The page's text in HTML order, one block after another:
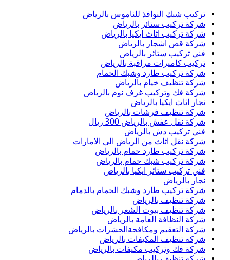
تركيب شبك النوافذ للناموس بالرياض
شركة تركيب ستائر بالرياض
شركة تركيب اثاث ايكيا بالرياض
شركة قص اشجار بالرياض
فني تركيب ستائر بالرياض
تركيب كاميرات مراقبة بالرياض
شركة تركيب طارد وشبك الحمام
شركة تنظيف خيام بالرياض
شركة فك وتركيب غرف نوم بالرياض
نجار اثاث ايكيا بالرياض
شركة تنظيف فرشات بالرياض
شركة نقل عفش بالرياض 300 ريال
فني تركيب دش بالرياض
شركة نقل اثاث من الرياض الى الامارات
شركة تركيب طارد حمام بالرياض
شركة تركيب شبك حمام بالرياض
فني تركيب ستائر ايكيا بالرياض
نجار بالرياض
شركة تركيب طارد وشبك الحمام بالدمام
شركة تنظيف بالرياض
شركة تنظيف بيوت الشعر بالرياض
شركة النظافة العامة بالرياض
شركة التعقيم ومكافحةالحشرات بالرياض
شركه تنظيف المكيفات بالرياض
شركة فك وتركيب مكيفات بالرياض